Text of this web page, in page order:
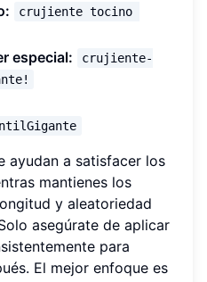
crujiente tocino
especial:
crujiente-
ayudan a satisfacer los
mantienes los
y aleatoriedad
asegúrate de aplicar
para
El mejor enfoque es